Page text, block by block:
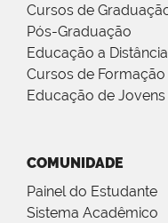
Cursos de
Pós-Graduação
Educação a Distância
Cursos de
Educação de
COMUNIDADE
Painel do Estudante
Sistema Acadêmico